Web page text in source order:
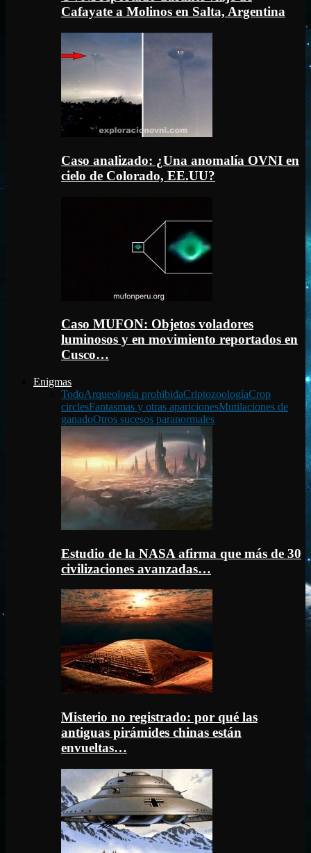
Cafayate a Molinos en Salta, Argentina
Caso analizado: ¿Una anomalía OVNI en
cielo de Colorado, EE.UU?
Caso MUFON: Objetos voladores
luminosos y en movimiento reportados en
Cusco…
Enigmas
TodoArqueología prohibidaCriptozoologíaCrop
circlesFantasmas y otras aparicionesMutilaciones de
ganadoOtros sucesos paranormales
Estudio de la NASA afirma que más de 30
civilizaciones avanzadas…
Misterio no registrado: por qué las
antiguas pirámides chinas están
envueltas…